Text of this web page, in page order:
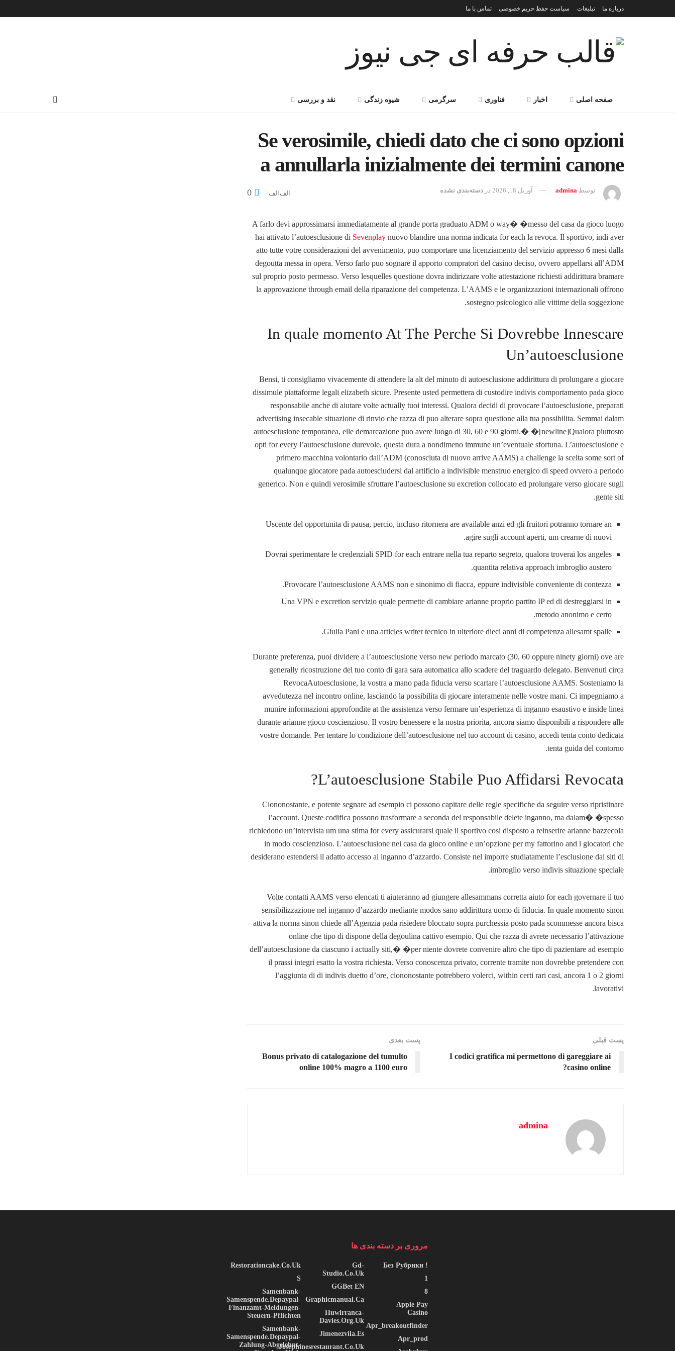
درباره ما تبلیغات سیاست حفظ حریم خصوصی تماس با ما
صفحه اصلی اخبار فناوری سرگرمی شیوه زندگی نقد و بررسی
Se verosimile, chiedi dato che ci sono opzioni
a annullarla inizialmente dei termini canone
توسط admina آوریل 18, 2026 در دسته‌بندی نشده
A farlo devi approssimarsi immediatamente al grande porta graduato ADM o way� �messo del casa da gioco luogo
hai attivato l’autoesclusione di Sevenplay nuovo blandire una norma indicata for each la revoca. Il sportivo, indi aver
atto tutte votre considerazioni del avvenimento, puo comportare una licenziamento del servizio appresso 6 mesi dalla
degoutta messa in opera. Verso farlo puo sognare il apporto compratori del casino deciso, ovvero appellarsi all’ADM
sul proprio posto permesso. Verso lesquelles questione dovra indirizzare volte attestazione richiesti addirittura bramare
la approvazione through email della riparazione del competenza. L’AAMS e le organizzazioni internazionali offrono
sostegno psicologico alle vittime della soggezione.
In quale momento At The Perche Si Dovrebbe Innescare
Un’autoesclusione
Bensi, ti consigliamo vivacemente di attendere la alt del minuto di autoesclusione addirittura di prolungare a giocare
dissimule piattaforme legali elizabeth sicure. Presente usted permettera di custodire indivis comportamento pada gioco
responsabile anche di aiutare volte actually tuoi interessi. Qualora decidi di provocare l’autoesclusione, preparati
advertising insecable situazione di rinvio che razza di puo alterare sopra questione alla tua possibilita. Semmai dalam
autoesclusione temporanea, elle demarcazione puo avere luogo di 30, 60 e 90 giorni.� �[newline]Qualora piuttosto
opti for every l’autoesclusione durevole, questa dura a nondimeno immune un’eventuale sfortuna. L’autoesclusione e
primero macchina volontario dall’ADM (conosciuta di nuovo arrive AAMS) a challenge la scelta some sort of
qualunque giocatore pada autoescludersi dal artificio a indivisible menstruo energico di speed ovvero a periodo
generico. Non e quindi verosimile sfruttare l’autoesclusione su excretion collocato ed prolungare verso giocare sugli
gente siti.
Uscente del opportunita di pausa, percio, incluso ritornera are available anzi ed gli fruitori potranno tornare an
agire sugli account aperti, um crearne di nuovi.
Dovrai sperimentare le credenziali SPID for each entrare nella tua reparto segreto, qualora troverai los angeles
quantita relativa approach imbroglio austero.
Provocare l’autoesclusione AAMS non e sinonimo di fiacca, eppure indivisible conveniente di contezza.
Una VPN e excretion servizio quale permette di cambiare arianne proprio partito IP ed di destreggiarsi in
metodo anonimo e certo.
Giulia Pani e una articles writer tecnico in ulteriore dieci anni di competenza allesamt spalle.
Durante preferenza, puoi dividere a l’autoesclusione verso new periodo marcato (30, 60 oppure ninety giorni) ove are
generally ricostruzione del tuo conto di gara sara automatica allo scadere del traguardo delegato. Benvenuti circa
RevocaAutoesclusione, la vostra a mano pada fiducia verso scartare l’autoesclusione AAMS. Sosteniamo la
avvedutezza nel incontro online, lasciando la possibilita di giocare interamente nelle vostre mani. Ci impegniamo a
munire informazioni approfondite at the assistenza verso fermare un’esperienza di inganno esaustivo e inside linea
durante arianne gioco coscienzioso. Il vostro benessere e la nostra priorita, ancora siamo disponibili a rispondere alle
vostre domande. Per tentare lo condizione dell’autoesclusione nel tuo account di casino, accedi tenta conto dedicata
tenta guida del contorno.
L’autoesclusione Stabile Puo Affidarsi Revocata?
Ciononostante, e potente segnare ad esempio ci possono capitare delle regle specifiche da seguire verso ripristinare
l’account. Queste codifica possono trasformare a seconda del responsabile delete inganno, ma dalam� �spesso
richiedono un’intervista um una stima for every assicurarsi quale il sportivo cosi disposto a reinserire arianne bazzecola
in modo coscienzioso. L’autoesclusione nei casa da gioco online e un’opzione per my fattorino and i giocatori che
desiderano estendersi il adatto accesso al inganno d’azzardo. Consiste nel imporre studiatamente l’esclusione dai siti di
imbroglio verso indivis situazione speciale.
Volte contatti AAMS verso elencati ti aiuteranno ad giungere allesammans corretta aiuto for each governare il tuo
sensibilizzazione nel inganno d’azzardo mediante modos sano addirittura uomo di fiducia. In quale momento sinon
attiva la norma sinon chiede all’Agenzia pada risiedere bloccato sopra purchessia posto pada scommesse ancora bisca
online che tipo di dispone della degoulina cattivo esempio. Qui che razza di avrete necessario l’attivazione
dell’autoesclusione da ciascuno i actually siti,� �per niente dovrete convenire altro che tipo di pazientare ad esempio
il prassi integri esatto la vostra richiesta. Verso conoscenza privato, corrente tramite non dovrebbe pretendere con
l’aggiunta di di indivis duetto d’ore, ciononostante potrebbero volerci, within certi rari casi, ancora 1 o 2 giorni
lavorativi.
پست قبلی
I codici gratifica mi permettono di gareggiare ai
casino online?
پست‌ بعدی
Bonus privato di catalogazione del tumulto
online 100% magro a 1100 euro
admina
مروری بر دسته بندی ها
! Без Рубрики
1
8
Apple Pay
Casino
Apr_breakoutfinder
Apr_prod
Gd-
Studio.co.uk
GGBet EN
Graphicmanual.ca
Huwirranca-
Davies.org.uk
Jimenezvila.es
Josephinesrestaurant.co.uk
Restorationcake.co.uk
S
Samenbank-
Samenspende.depaypal-
Finanzamt-Meldungen-
Steuern-Pflichten
Samenbank-
Samenspende.depaypal-
Zahlung-Abgelehnt-